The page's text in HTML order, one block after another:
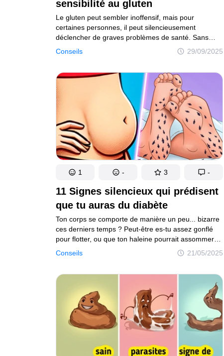
sensibilité au gluten
Conseils 29/09/2025
Le gluten peut sembler inoffensif, mais pour
certaines personnes, il peut silencieusement
déclencher de graves problèmes de santé. Sans
signes avant-coureurs évidents, ses effets peuvent
passer inaperçus, ce qui peut potentiellement
comment ton corps réagit au gluten est essentiel
pour protéger ta santé.
11 Signes silencieux qui prédisent
que tu auras du diabète
Conseils 21/05/2025
Ton corps se comporte de manière un peu... bizarre
ces derniers temps ? Peut-être es-tu assez gonflé
pour flotter, ou que ton haleine pourrait assommer
un vampire. Ne panique pas, ton corps aime laisser
entendre que quelque chose ne va pas. Et parfois,
au néon. Le prédiabète peut sembler effrayant, mais
le fait de le détecter tôt change la donne. Dans cet
article, nous décrivons 11 façons bizarres dont ton
corps pourrait essayer d’attirer ton attention.
1 - 3 -
Exploration du monde de l'éducation
Gens
Plongée dans le monde des gens
Amazon
Explorez des tests captivants et divertissants
Auteurs Règles éditoriales Contacte la rédaction
Plan de site
Mise à jour du consentement
Tous droits réservés.